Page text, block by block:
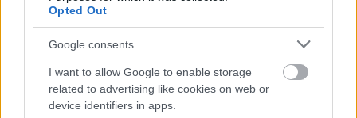
Opted Out
Google consents
I want to allow Google to enable storage
related to advertising like cookies on web or
device identifiers in apps.
Programját a Hankook Tire Magyarország Kft., melynek keretein
belül a vállalat a dolgozók által javasolt közhasznú
szervezeteknek és közintézményeknek nyújt segítséget.
Új vezető áll a rácalmási Hankook gyár élén